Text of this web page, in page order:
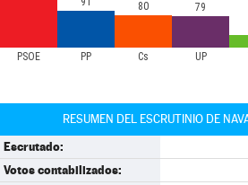
PSOE PP Cs UP
80
79
RESUMEN DEL ESCRUTINIO DE
Escrutado:
Votos contabilizados: